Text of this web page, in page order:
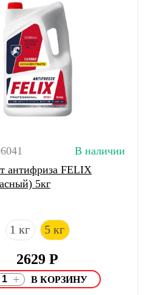
В наличии
антифриза FELIX
5кг
1 кг 5 кг
2629 Р
+